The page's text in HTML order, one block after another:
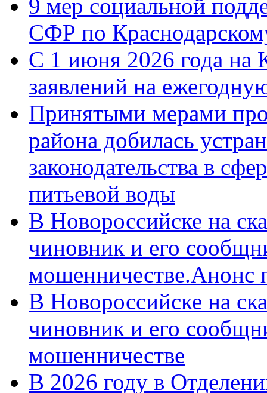
9 мер социальной
СФР по
С 1 июня 2026 года на
заявлений на
Принятыми мерами
района добилась
законодательства в
питьевой воды
В Новороссийске на
чиновник и его
мошенничестве.Анонс
В Новороссийске на
чиновник и его
мошенничестве
В 2026 году в